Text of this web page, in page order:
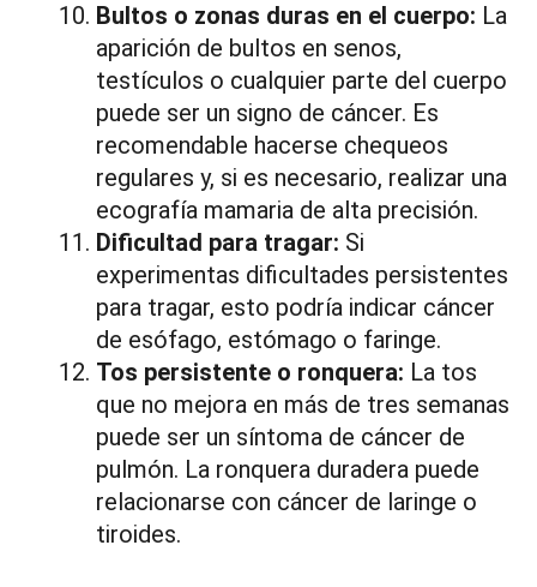
Bultos o zonas duras en el cuerpo: La
aparición de bultos en senos,
testículos o cualquier parte del cuerpo
puede ser un signo de cáncer. Es
recomendable hacerse chequeos
regulares y, si es necesario, realizar una
ecografía mamaria de alta precisión.
Dificultad para tragar: Si
experimentas dificultades persistentes
para tragar, esto podría indicar cáncer
de esófago, estómago o faringe.
Tos persistente o ronquera: La tos
que no mejora en más de tres semanas
puede ser un síntoma de cáncer de
pulmón. La ronquera duradera puede
relacionarse con cáncer de laringe o
tiroides.